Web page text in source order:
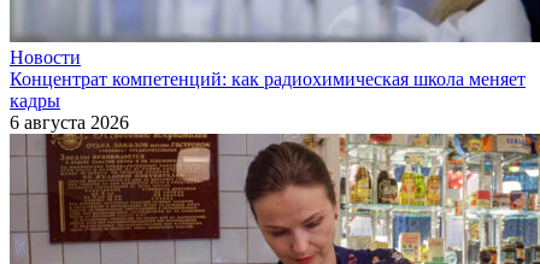
Новости
Концентрат компетенций: как радиохимическая школа меняет
кадры
6 августа 2026